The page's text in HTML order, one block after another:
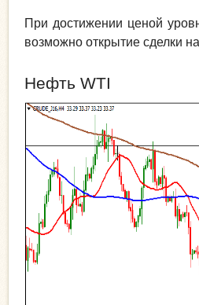
При достижении ценой
возможно открытие сделки на
Нефть WTI